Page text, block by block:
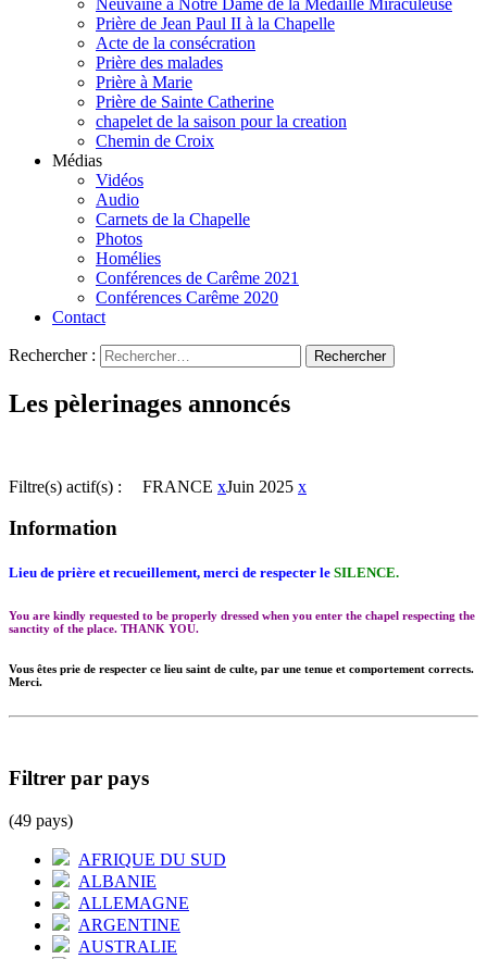
Prière de Jean Paul II à la Chapelle
Acte de la consécration
Prière des malades
Prière à Marie
Prière de Sainte Catherine
chapelet de la saison pour la creation
Chemin de Croix
Médias
Vidéos
Audio
Carnets de la Chapelle
Photos
Homélies
Conférences de Carême 2021
Conférences Carême 2020
Contact
Rechercher :
Les pèlerinages annoncés
Filtre(s) actif(s) : FRANCE xJuin 2025 x
Information
Lieu de prière et recueillement, merci de respecter le SILENCE.
You are kindly requested to be properly dressed when you enter the chapel respecting the
sanctity of the place. THANK YOU.
Vous êtes prie de respecter ce lieu saint de culte, par une tenue et comportement corrects.
Merci.
Filtrer par pays
(49 pays)
AFRIQUE DU SUD
ALBANIE
ALLEMAGNE
ARGENTINE
AUSTRALIE